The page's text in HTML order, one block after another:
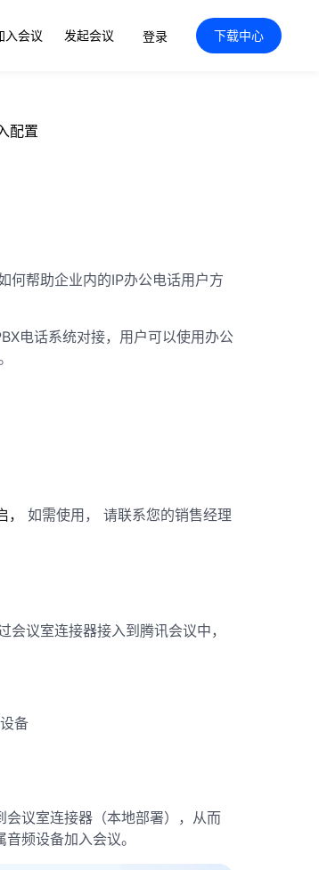
入会议 发起会议 登录 下载中心
配置
何帮助企业内的IP办公电话用户方
电话系统对接，用户可以使用办公
， 如需使用， 请联系您的销售经理
议室连接器接入到腾讯会议中，
备
会议室连接器（本地部署），从而
频设备加入会议。